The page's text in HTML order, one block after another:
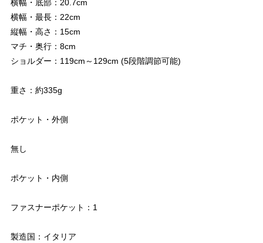
横幅・底部：20.7cm
横幅・最長：22cm
縦幅・高さ：15cm
マチ・奥行：8cm
ショルダー：119cm～129cm (5段階調節可能)
重さ：約335g
ポケット・外側
無し
ポケット・内側
ファスナーポケット：1
製造国：イタリア